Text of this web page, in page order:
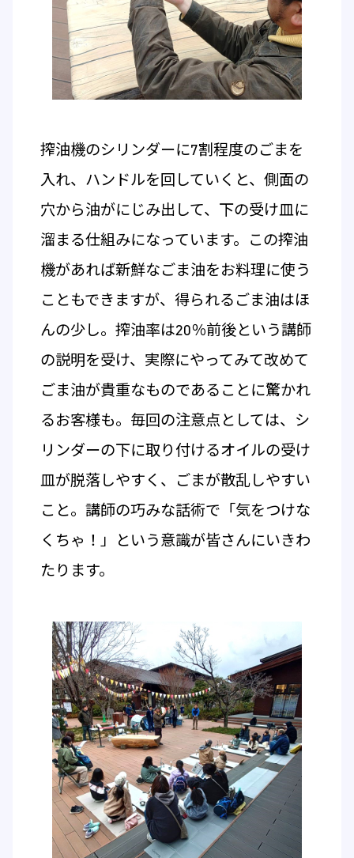
搾油機のシリンダーに7割程度のごまを
入れ、ハンドルを回していくと、側面の
穴から油がにじみ出して、下の受け皿に
溜まる仕組みになっています。この搾油
機があれば新鮮なごま油をお料理に使う
こともできますが、得られるごま油はほ
んの少し。搾油率は20％前後という講師
の説明を受け、実際にやってみて改めて
ごま油が貴重なものであることに驚かれ
るお客様も。毎回の注意点としては、シ
リンダーの下に取り付けるオイルの受け
皿が脱落しやすく、ごまが散乱しやすい
こと。講師の巧みな話術で「気をつけな
くちゃ！」という意識が皆さんにいきわ
たります。